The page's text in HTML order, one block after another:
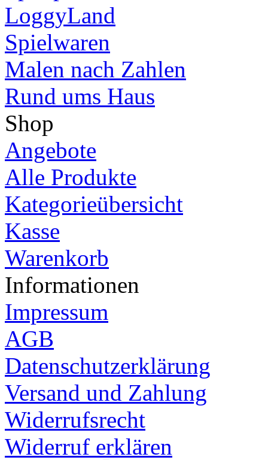
LoggyLand
Spielwaren
Malen nach Zahlen
Rund ums Haus
Shop
Angebote
Alle Produkte
Kategorieübersicht
Kasse
Warenkorb
Informationen
Impressum
AGB
Datenschutzerklärung
Versand und Zahlung
Widerrufsrecht
Widerruf erklären